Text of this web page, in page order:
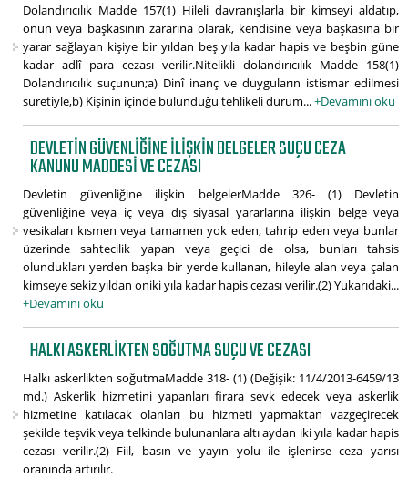
Dolandırıcılık Madde 157(1) Hileli davranışlarla bir kimseyi aldatıp,
onun veya başkasının zararına olarak, kendisine veya başkasına bir
yarar sağlayan kişiye bir yıldan beş yıla kadar hapis ve beşbin güne
kadar adlî para cezası verilir.Nitelikli dolandırıcılık Madde 158(1)
Dolandırıcılık suçunun;a) Dinî inanç ve duyguların istismar edilmesi
suretiyle,b) Kişinin içinde bulunduğu tehlikeli durum...+Devamını oku
DEVLETIN GÜVENLIĞINE ILIŞKIN BELGELER SUÇU CEZA
KANUNU MADDESI VE CEZASI
Devletin güvenliğine ilişkin belgelerMadde 326- (1) Devletin
güvenliğine veya iç veya dış siyasal yararlarına ilişkin belge veya
vesikaları kısmen veya tamamen yok eden, tahrip eden veya bunlar
üzerinde sahtecilik yapan veya geçici de olsa, bunları tahsis
olundukları yerden başka bir yerde kullanan, hileyle alan veya çalan
kimseye sekiz yıldan oniki yıla kadar hapis cezası verilir.(2) Yukarıdaki...
+Devamını oku
HALKI ASKERLIKTEN SOĞUTMA SUÇU VE CEZASI
Halkı askerlikten soğutmaMadde 318- (1) (Değişik: 11/4/2013-6459/13
md.) Askerlik hizmetini yapanları firara sevk edecek veya askerlik
hizmetine katılacak olanları bu hizmeti yapmaktan vazgeçirecek
şekilde teşvik veya telkinde bulunanlara altı aydan iki yıla kadar hapis
cezası verilir.(2) Fiil, basın ve yayın yolu ile işlenirse ceza yarısı
oranında artırılır.